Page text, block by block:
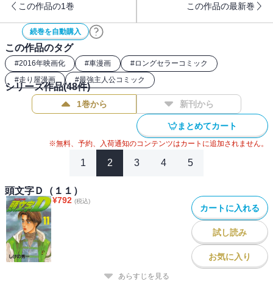
この作品の1巻 この作品の最新巻
続巻を自動購入
この作品のタグ
#2016年映画化 #車漫画 #ロングセラーコミック
#走り屋漫画 #最強主人公コミック
シリーズ作品(48件)
1巻から 新刊から
まとめてカート
※無料、予約、入荷通知のコンテンツはカートに追加されません。
1 2 3 4 5
頭文字Ｄ（１１）
¥792 (税込)
カートに入れる
試し読み
お気に入り
あらすじを見る